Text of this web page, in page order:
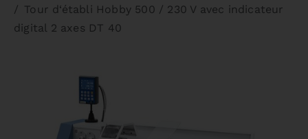
Tour d‘établi Hobby 500 / 230 V avec indicateur
digital 2 axes DT 40